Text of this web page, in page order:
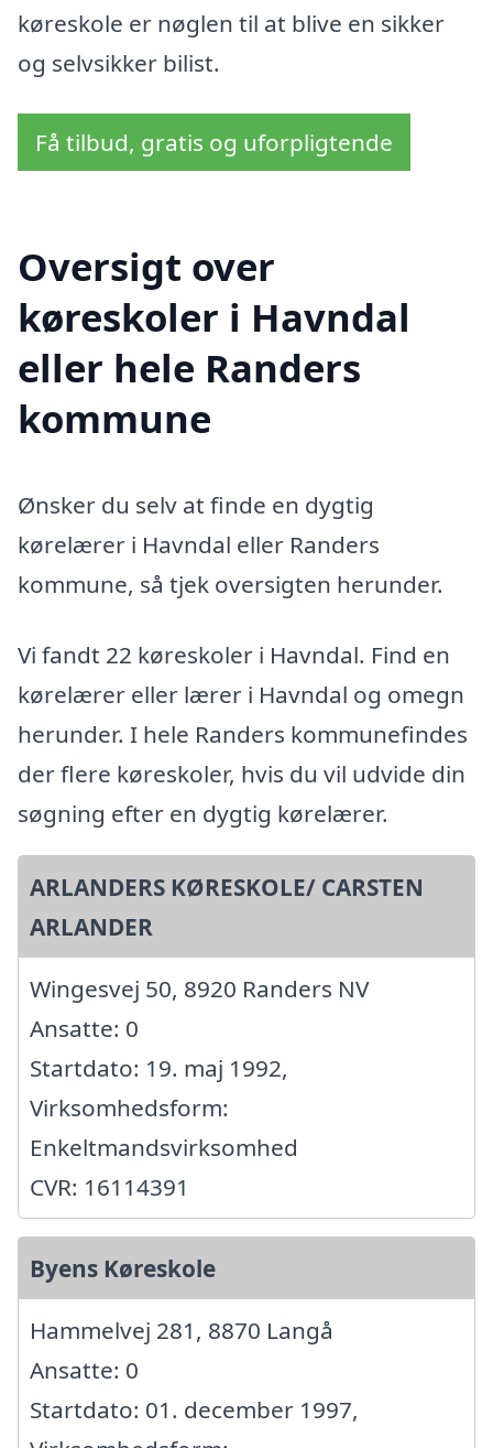
køreskole er nøglen til at blive en sikker
og selvsikker bilist.
Få tilbud, gratis og uforpligtende
Oversigt over
køreskoler i Havndal
eller hele Randers
kommune
Ønsker du selv at finde en dygtig
kørelærer i Havndal eller Randers
kommune, så tjek oversigten herunder.
Vi fandt 22 køreskoler i Havndal. Find en
kørelærer eller lærer i Havndal og omegn
herunder. I hele Randers kommunefindes
der flere køreskoler, hvis du vil udvide din
søgning efter en dygtig kørelærer.
ARLANDERS KØRESKOLE/ CARSTEN
ARLANDER
Wingesvej 50, 8920 Randers NV
Ansatte: 0
Startdato: 19. maj 1992,
Virksomhedsform:
Enkeltmandsvirksomhed
CVR: 16114391
Byens Køreskole
Hammelvej 281, 8870 Langå
Ansatte: 0
Startdato: 01. december 1997,